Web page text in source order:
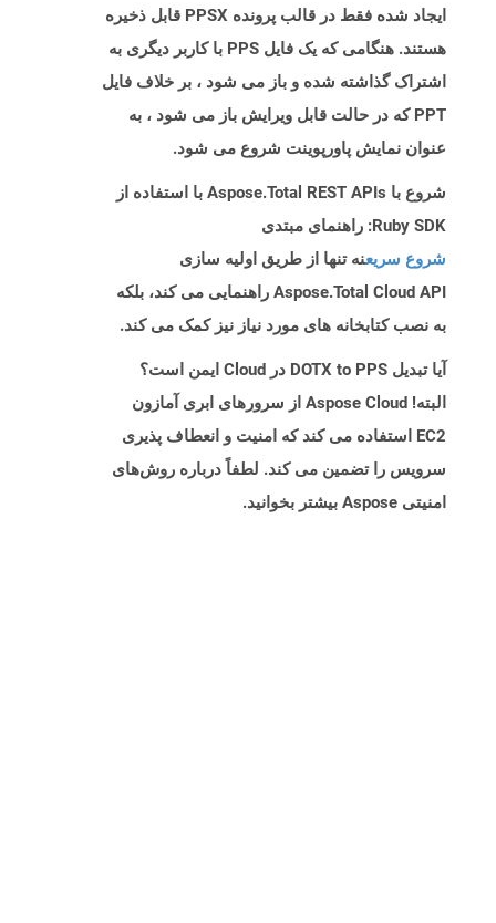
ایجاد شده فقط در قالب پرونده PPSX قابل ذخیره
هستند. هنگامی که یک فایل PPS با کاربر دیگری به
اشتراک گذاشته شده و باز می شود ، بر خلاف فایل
PPT که در حالت قابل ویرایش باز می شود ، به
عنوان نمایش پاورپوینت شروع می شود.
شروع با Aspose.Total REST APIs با استفاده از
Ruby SDK: راهنمای مبتدی
شروع سریعنه تنها از طریق اولیه سازی
Aspose.Total Cloud API راهنمایی می کند، بلکه
به نصب کتابخانه های مورد نیاز نیز کمک می کند.
آیا تبدیل DOTX to PPS در Cloud ایمن است؟
البته! Aspose Cloud از سرورهای ابری آمازون
EC2 استفاده می کند که امنیت و انعطاف پذیری
سرویس را تضمین می کند. لطفاً درباره روش‌های
امنیتی Aspose بیشتر بخوانید.